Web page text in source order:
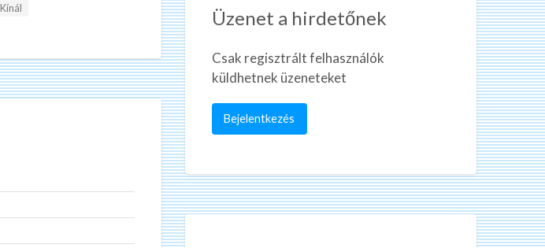
Kínál Üzenet a hirdetőnek
Csak regisztrált felhasználók
küldhetnek üzeneteket
Bejelentkezés